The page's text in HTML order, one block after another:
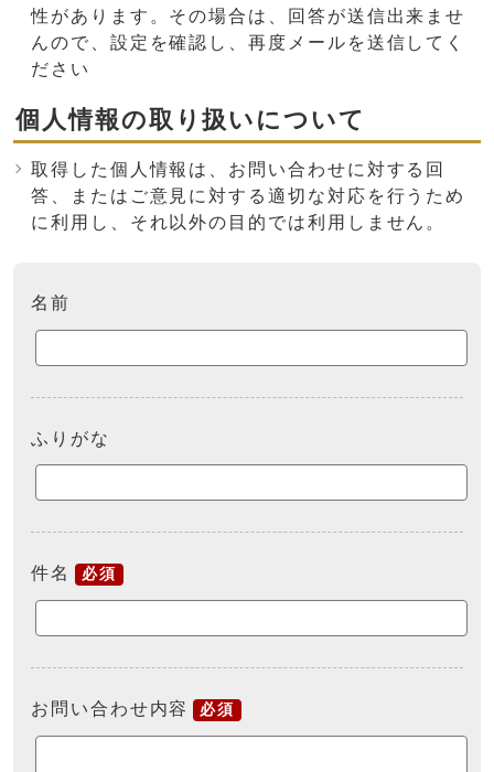
性があります。その場合は、回答が送信出来ませ
んので、設定を確認し、再度メールを送信してく
ださい
個人情報の取り扱いについて
取得した個人情報は、お問い合わせに対する回
答、またはご意見に対する適切な対応を行うため
に利用し、それ以外の目的では利用しません。
名前
ふりがな
件名 必須
お問い合わせ内容 必須